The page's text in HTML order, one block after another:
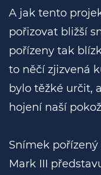
A jak tento
pořizovat bližší
pořízeny tak
to něčí zjizvená
bylo těžké určit,
hojení naší
Snímek
Mark III